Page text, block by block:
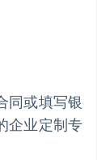
同或填写银
企业定制专